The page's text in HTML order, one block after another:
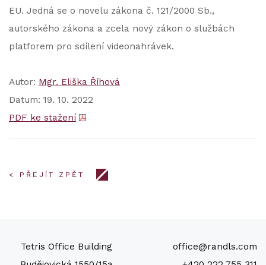
EU. Jedná se o novelu zákona č. 121/2000 Sb.,
autorského zákona a zcela nový zákon o službách
platforem pro sdílení videonahrávek.
Autor: Mgr. Eliška Říhová
Datum: 19. 10. 2022
PDF ke stažení
< PŘEJÍT ZPĚT
Tetris Office Building
office@randls.com